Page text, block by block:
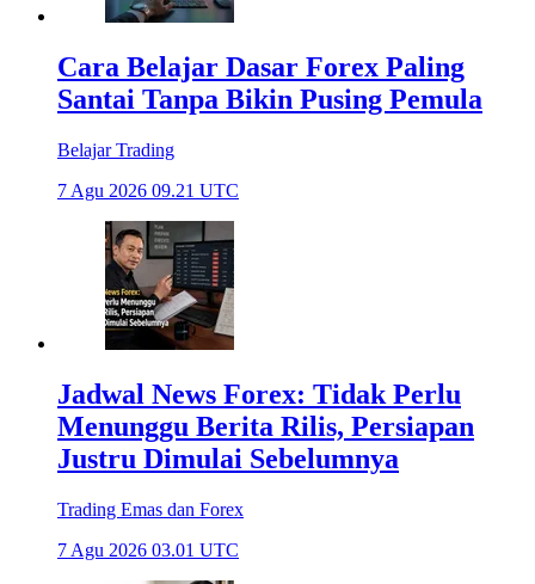
Cara Belajar Dasar Forex Paling
Santai Tanpa Bikin Pusing Pemula
Belajar Trading
7 Agu 2026 09.21 UTC
Jadwal News Forex: Tidak Perlu
Menunggu Berita Rilis, Persiapan
Justru Dimulai Sebelumnya
Trading Emas dan Forex
7 Agu 2026 03.01 UTC